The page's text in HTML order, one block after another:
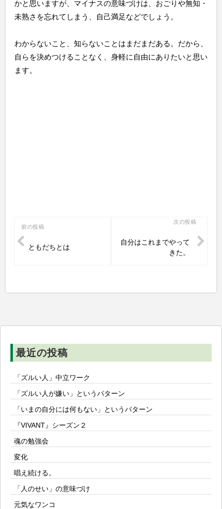
かと思いますが、マイナスの意味づけは、おごりや無知・
未熟さを忘れてしまう、自己満足などでしょう。
わからないこと、知らないことはまだまだある。だから、
自らを決めつけることなく、身軽に自由にありたいと思い
ます。
投
稿
ー
前の投稿
ともだちとは
次の投稿
自分はこれまでやって
きた。
最近の投稿
「ズルい人」中立ワーク
「ズルい人が嫌い」というパターン
「いまの自分には何もない」というパターン
『VIVANT』シーズン２
魂の勉強会
変化
唱え続ける。
「人のせい」の意味づけ
元気なワンコ